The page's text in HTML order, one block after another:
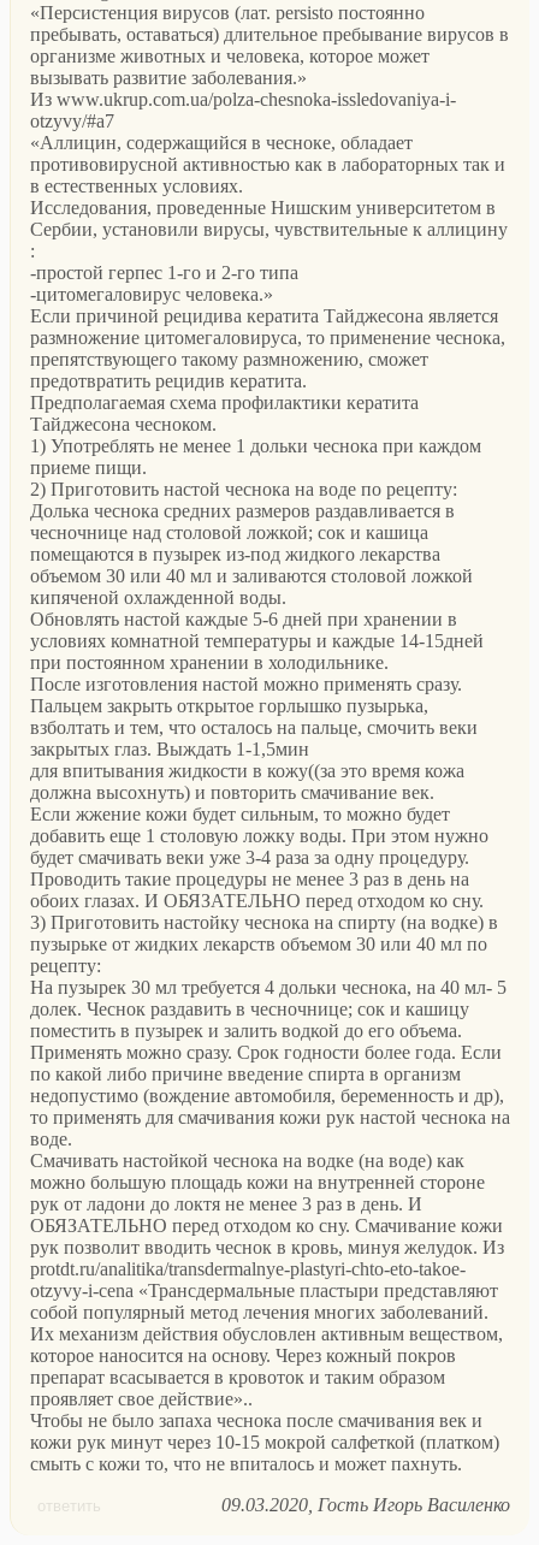
«Персистенция вирусов (лат. persisto постоянно
пребывать, оставаться) длительное пребывание вирусов в
организме животных и человека, которое может
вызывать развитие заболевания.»
Из www.ukrup.com.ua/polza-chesnoka-issledovaniya-i-
otzyvy/#a7
«Аллицин, содержащийся в чесноке, обладает
противовирусной активностью как в лабораторных так и
в естественных условиях.
Исследования, проведенные Нишским университетом в
Сербии, установили вирусы, чувствительные к аллицину
:
-простой герпес 1-го и 2-го типа
-цитомегаловирус человека.»
Если причиной рецидива кератита Тайджесона является
размножение цитомегаловируса, то применение чеснока,
препятствующего такому размножению, сможет
предотвратить рецидив кератита.
Предполагаемая схема профилактики кератита
Тайджесона чесноком.
1) Употреблять не менее 1 дольки чеснока при каждом
приеме пищи.
2) Приготовить настой чеснока на воде по рецепту:
Долька чеснока средних размеров раздавливается в
чесночнице над столовой ложкой; сок и кашица
помещаются в пузырек из-под жидкого лекарства
объемом 30 или 40 мл и заливаются столовой ложкой
кипяченой охлажденной воды.
Обновлять настой каждые 5-6 дней при хранении в
условиях комнатной температуры и каждые 14-15дней
при постоянном хранении в холодильнике.
После изготовления настой можно применять сразу.
Пальцем закрыть открытое горлышко пузырька,
взболтать и тем, что осталось на пальце, смочить веки
закрытых глаз. Выждать 1-1,5мин
для впитывания жидкости в кожу((за это время кожа
должна высохнуть) и повторить смачивание век.
Если жжение кожи будет сильным, то можно будет
добавить еще 1 столовую ложку воды. При этом нужно
будет смачивать веки уже 3-4 раза за одну процедуру.
Проводить такие процедуры не менее 3 раз в день на
обоих глазах. И ОБЯЗАТЕЛЬНО перед отходом ко сну.
3) Приготовить настойку чеснока на спирту (на водке) в
пузырьке от жидких лекарств объемом 30 или 40 мл по
рецепту:
На пузырек 30 мл требуется 4 дольки чеснока, на 40 мл- 5
долек. Чеснок раздавить в чесночнице; сок и кашицу
поместить в пузырек и залить водкой до его объема.
Применять можно сразу. Срок годности более года. Если
по какой либо причине введение спирта в организм
недопустимо (вождение автомобиля, беременность и др),
то применять для смачивания кожи рук настой чеснока на
воде.
Смачивать настойкой чеснока на водке (на воде) как
можно большую площадь кожи на внутренней стороне
рук от ладони до локтя не менее 3 раз в день. И
ОБЯЗАТЕЛЬНО перед отходом ко сну. Смачивание кожи
рук позволит вводить чеснок в кровь, минуя желудок. Из
protdt.ru/analitika/transdermalnye-plastyri-chto-eto-takoe-
otzyvy-i-cena «Трансдермальные пластыри представляют
собой популярный метод лечения многих заболеваний.
Их механизм действия обусловлен активным веществом,
которое наносится на основу. Через кожный покров
препарат всасывается в кровоток и таким образом
проявляет свое действие»..
Чтобы не было запаха чеснока после смачивания век и
кожи рук минут через 10-15 мокрой салфеткой (платком)
смыть с кожи то, что не впиталось и может пахнуть.
ответить 09.03.2020 Гость Игорь Василенко